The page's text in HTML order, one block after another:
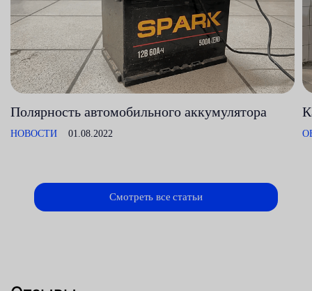
Полярность автомобильного аккумулятора
НОВОСТИ 01.08.2022
Смотреть все статьи